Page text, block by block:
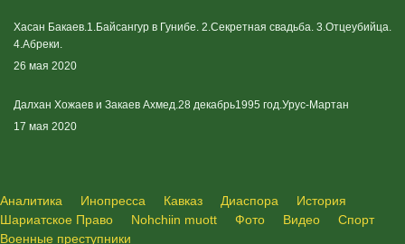
Хасан Бакаев.1.Байсангур в Гунибе. 2.Секретная свадьба. 3.Отцеубийца.
4.Абреки.
26 мая 2020
Далхан Хожаев и Закаев Ахмед.28 декабрь1995 год.Урус-Мартан
17 мая 2020
Аналитика Инопресса Кавказ Диаспора
История
Шариатское Право
Nohchiin muott Фото Видео
Спорт
Военные преступники